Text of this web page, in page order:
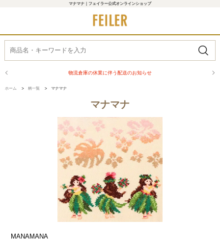
マナマナ｜フェイラー公式オンラインショップ
物流倉庫の休業に伴う配送のお知らせ
ホーム > 柄一覧 > マナマナ
マナマナ
MANAMANA